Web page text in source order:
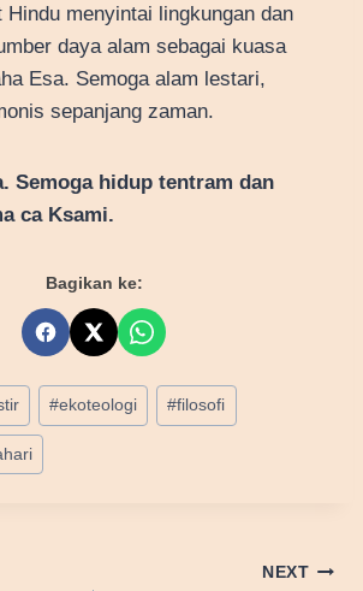
Hindu menyintai lingkungan dan
daya alam sebagai kuasa
Esa. Semoga alam lestari,
sepanjang zaman.
Semoga hidup tentram dan
ca Ksami.
Bagikan ke:
#ekoteologi #filosofi
NEXT